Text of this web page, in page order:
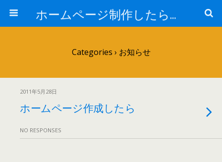
ホームページ制作したら教えてね。
Categories › お知らせ
2011年5月28日
ホームページ作成したら
NO RESPONSES